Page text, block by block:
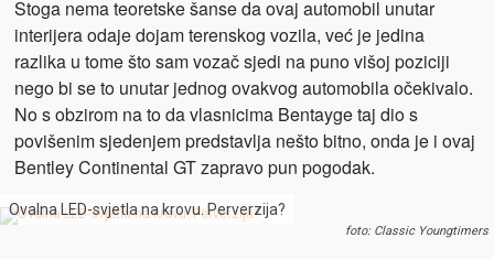
Stoga nema teoretske šanse da ovaj automobil unutar
interijera odaje dojam terenskog vozila, već je jedina
razlika u tome što sam vozač sjedi na puno višoj poziciji
nego bi se to unutar jednog ovakvog automobila očekivalo.
No s obzirom na to da vlasnicima Bentayge taj dio s
povišenim sjedenjem predstavlja nešto bitno, onda je i ovaj
Bentley Continental GT zapravo pun pogodak.
Ovalna LED-svjetla na krovu. Perverzija?
foto: Classic Youngtimers